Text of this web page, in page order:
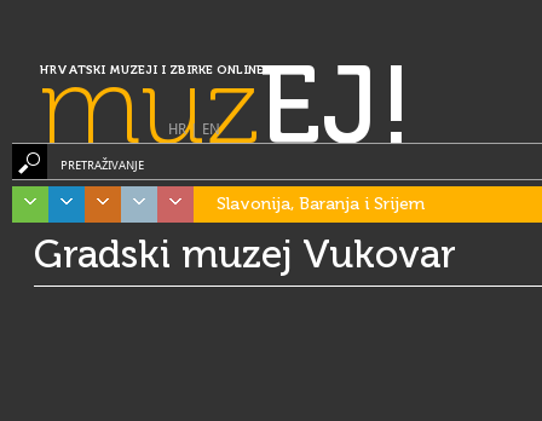
HRVATSKI MUZEJI I ZBIRKE ONLINE
muzEJ!
HR| EN
PRETRAŽIVANJE
Slavonija, Baranja i Srijem
Gradski muzej Vukovar